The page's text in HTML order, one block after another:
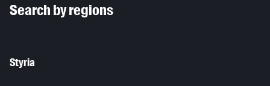
Search by regions
Styria